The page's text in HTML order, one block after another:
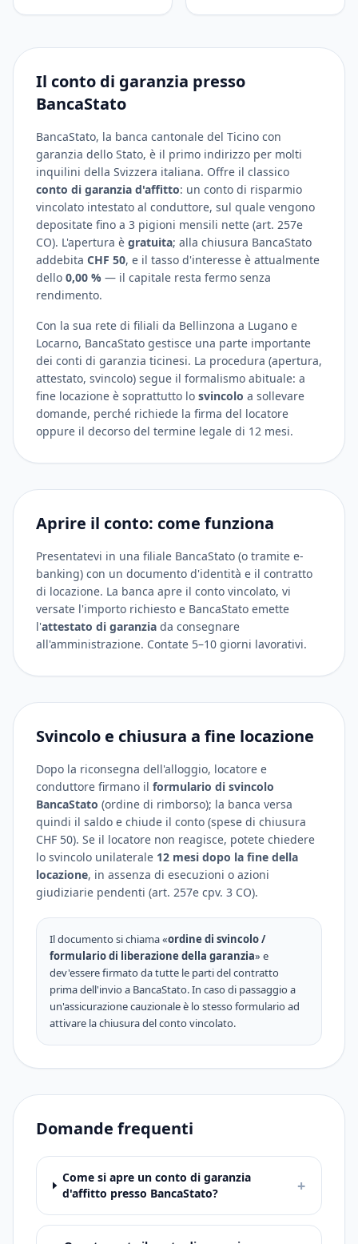
Il conto di garanzia presso
BancaStato
BancaStato, la banca cantonale del Ticino con
garanzia dello Stato, è il primo indirizzo per molti
inquilini della Svizzera italiana. Offre il classico
conto di garanzia d'affitto: un conto di risparmio
vincolato intestato al conduttore, sul quale vengono
depositate fino a 3 pigioni mensili nette (art. 257e
CO). L'apertura è gratuita; alla chiusura BancaStato
addebita CHF 50, e il tasso d'interesse è attualmente
dello 0,00 % — il capitale resta fermo senza
rendimento.
Con la sua rete di filiali da Bellinzona a Lugano e
Locarno, BancaStato gestisce una parte importante
dei conti di garanzia ticinesi. La procedura (apertura,
attestato, svincolo) segue il formalismo abituale: a
fine locazione è soprattutto lo svincolo a sollevare
domande, perché richiede la firma del locatore
oppure il decorso del termine legale di 12 mesi.
Aprire il conto: come funziona
Presentatevi in una filiale BancaStato (o tramite e-
banking) con un documento d'identità e il contratto
di locazione. La banca apre il conto vincolato, vi
versate l'importo richiesto e BancaStato emette
l'attestato di garanzia da consegnare
all'amministrazione. Contate 5–10 giorni lavorativi.
Svincolo e chiusura a fine locazione
Dopo la riconsegna dell'alloggio, locatore e
conduttore firmano il formulario di svincolo
BancaStato (ordine di rimborso); la banca versa
quindi il saldo e chiude il conto (spese di chiusura
CHF 50). Se il locatore non reagisce, potete chiedere
lo svincolo unilaterale 12 mesi dopo la fine della
locazione, in assenza di esecuzioni o azioni
giudiziarie pendenti (art. 257e cpv. 3 CO).
Il documento si chiama «ordine di svincolo /
formulario di liberazione della garanzia» e
dev'essere firmato da tutte le parti del contratto
prima dell'invio a BancaStato. In caso di passaggio a
un'assicurazione cauzionale è lo stesso formulario ad
attivare la chiusura del conto vincolato.
Domande frequenti
Come si apre un conto di garanzia
d'affitto presso BancaStato?
+